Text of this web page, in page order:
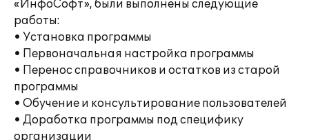
«ИнфоСофт», были выполнены следующие
работы:
• Установка программы
• Первоначальная настройка программы
• Перенос справочников и остатков из старой
программы
• Обучение и консультирование пользователей
• Доработка программы под специфику
организации